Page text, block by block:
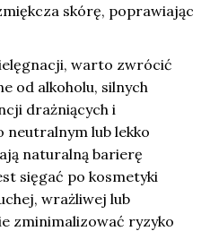
skórę, poprawiając
warto zwrócić
od alkoholu, silnych
drażniących i
neutralnym lub lekko
naturalną barierę
sięgać po kosmetyki
wrażliwej lub
zminimalizować ryzyko